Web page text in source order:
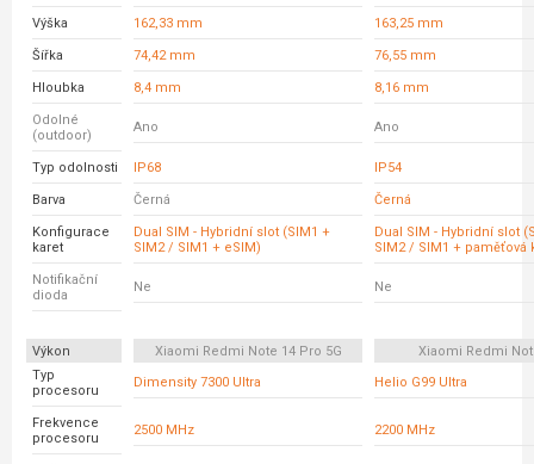
Výška 162,33 mm 163,25 mm
Šířka 74,42 mm 76,55 mm
Hloubka 8,4 mm 8,16 mm
Odolné
(outdoor)
Ano Ano
Typ odolnosti IP68 IP54
Barva Černá Černá
Konfigurace
karet
Dual SIM - Hybridní slot (SIM1 +
SIM2 / SIM1 + eSIM)
Dual SIM - Hybridní slot
SIM2 / SIM1 + paměťová
Notifikační
dioda
Ne Ne
Výkon Xiaomi Redmi Note 14 Pro 5G
Xiaomi Redmi
Typ
procesoru
Dimensity 7300 Ultra Helio G99 Ultra
Frekvence
procesoru
2500 MHz 2200 MHz